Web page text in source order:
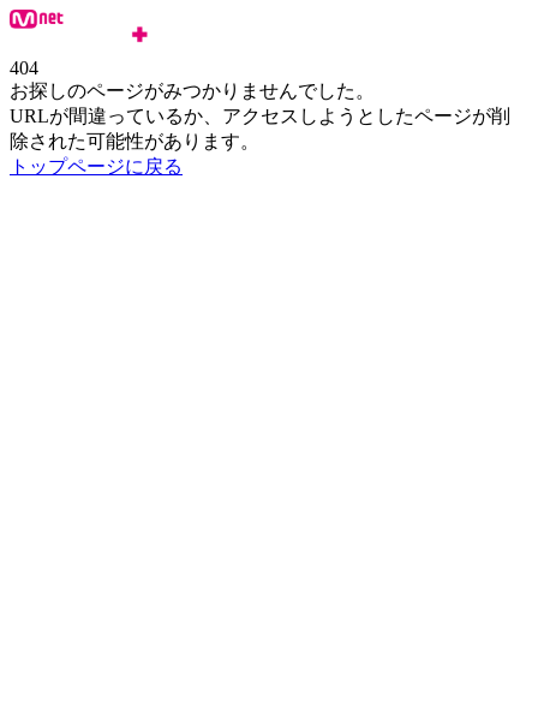
404
お探しのページがみつかりませんでした。
URLが間違っているか、アクセスしようとしたページが削
除された可能性があります。
トップページに戻る